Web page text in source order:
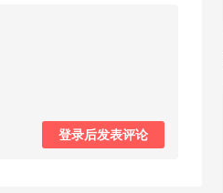
登录后发表评论
卸妆膏--卸妆膏中的“爱马仕”